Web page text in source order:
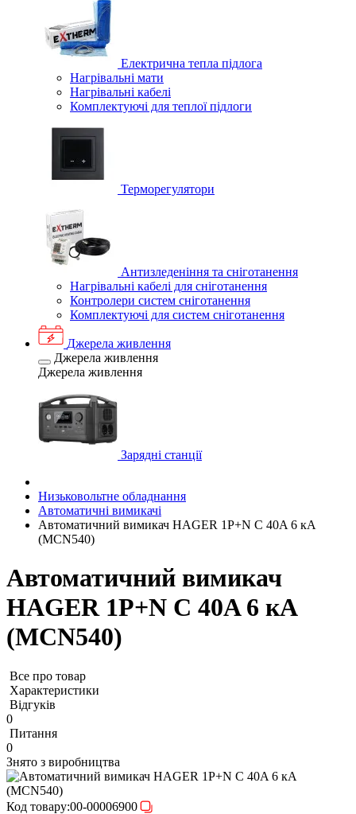
Електрична тепла підлога
Нагрівальні мати
Нагрівальні кабелі
Комплектуючі для теплої підлоги
Терморегулятори
Антизледеніння та сніготанення
Нагрівальні кабелі для сніготанення
Контролери систем сніготанення
Комплектуючі для систем сніготанення
Джерела живлення
Джерела живлення
Джерела живлення
Зарядні станції
Низьковольтне обладнання
Автоматичні вимикачі
Автоматичний вимикач HAGER 1P+N C 40A 6 кА
(MCN540)
Автоматичний вимикач
HAGER 1P+N C 40A 6 кА
(MCN540)
Все про товар
Характеристики
Відгуків
0
Питання
0
Знято з виробництва
Код товару:00-00006900